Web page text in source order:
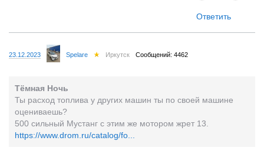
Ответить
23.12.2023 Spelare Иркутск Сообщений: 4462
Тёмная Ночь
Ты расход топлива у других машин ты по своей машине
оцениваешь?
500 сильный Мустанг с этим же мотором жрет 13.
https://www.drom.ru/catalog/fo...